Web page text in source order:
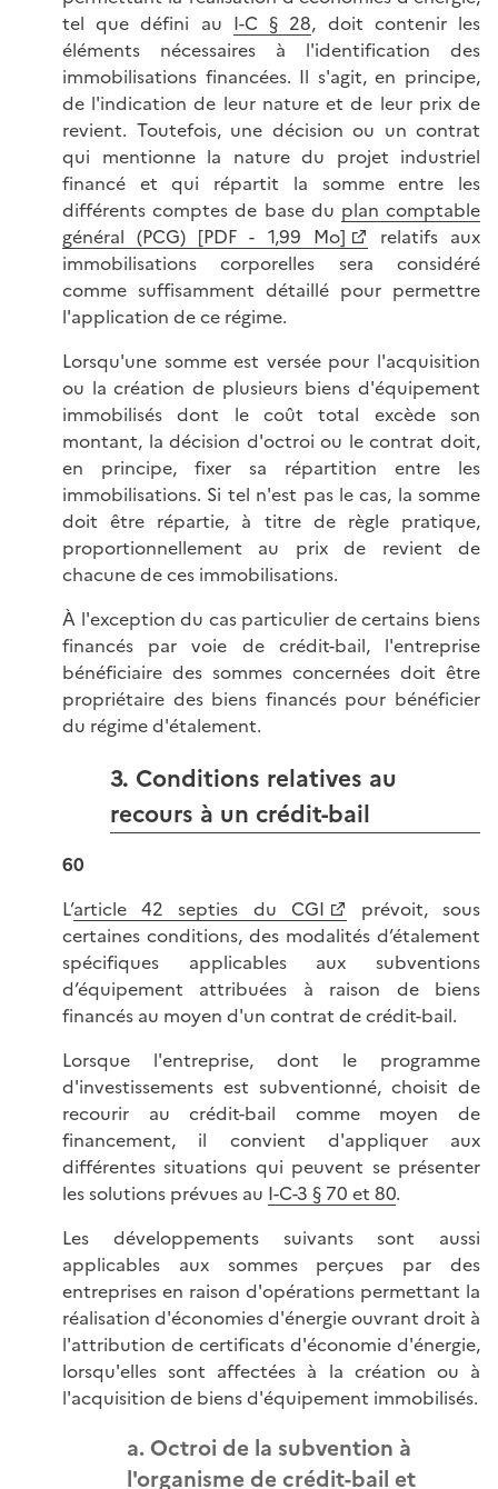
tel que défini au I-C § 28, doit contenir les
éléments nécessaires à l'identification des
immobilisations financées. Il s'agit, en principe,
de l'indication de leur nature et de leur prix de
revient. Toutefois, une décision ou un contrat
qui mentionne la nature du projet industriel
financé et qui répartit la somme entre les
différents comptes de base du plan comptable
général (PCG) [PDF - 1,99 Mo]
relatifs aux
immobilisations corporelles sera considéré
comme suffisamment détaillé pour permettre
l'application de ce régime.
Lorsqu'une somme est versée pour l'acquisition
ou la création de plusieurs biens d'équipement
immobilisés dont le coût total excède son
montant, la décision d'octroi ou le contrat doit,
en principe, fixer sa répartition entre les
immobilisations. Si tel n'est pas le cas, la somme
doit être répartie, à titre de règle pratique,
proportionnellement au prix de revient de
chacune de ces immobilisations.
À l'exception du cas particulier de certains biens
financés par voie de crédit-bail, l'entreprise
bénéficiaire des sommes concernées doit être
propriétaire des biens financés pour bénéficier
du régime d'étalement.
3. Conditions relatives au
recours à un crédit-bail
60
L’article 42 septies du CGI
prévoit, sous
certaines conditions, des modalités d’étalement
spécifiques applicables aux subventions
d’équipement attribuées à raison de biens
financés au moyen d'un contrat de crédit-bail.
Lorsque l'entreprise, dont le programme
d'investissements est subventionné, choisit de
recourir au crédit-bail comme moyen de
financement, il convient d'appliquer aux
différentes situations qui peuvent se présenter
les solutions prévues au I-C-3 § 70 et 80.
Les développements suivants sont aussi
applicables aux sommes perçues par des
entreprises en raison d'opérations permettant la
réalisation d'économies d'énergie ouvrant droit à
l'attribution de certificats d'économie d'énergie,
lorsqu'elles sont affectées à la création ou à
l'acquisition de biens d'équipement immobilisés.
a. Octroi de la subvention à
l'organisme de crédit-bail et